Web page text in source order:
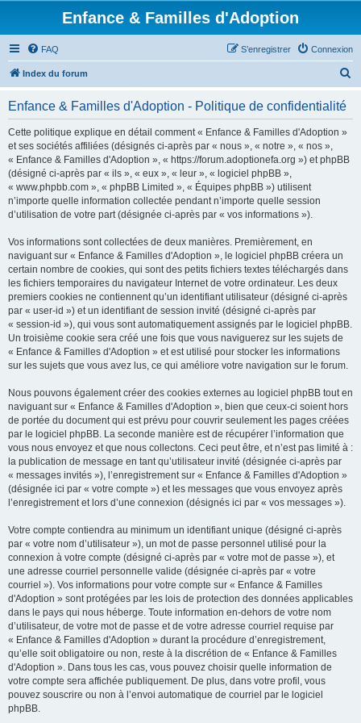
Enfance & Familles d'Adoption
FAQ Connexion
S’enregistrer
Index du forum
Enfance & Familles d'Adoption - Politique de confidentialité
Cette politique explique en détail comment « Enfance & Familles d'Adoption »
et ses sociétés affiliées (désignés ci-après par « nous », « notre », « nos »,
« Enfance & Familles d'Adoption », « https://forum.adoptionefa.org ») et phpBB
(désigné ci-après par « ils », « eux », « leur », « logiciel phpBB »,
« www.phpbb.com », « phpBB Limited », « Équipes phpBB ») utilisent
n’importe quelle information collectée pendant n’importe quelle session
d’utilisation de votre part (désignée ci-après par « vos informations »).
Vos informations sont collectées de deux manières. Premièrement, en
naviguant sur « Enfance & Familles d'Adoption », le logiciel phpBB créera un
certain nombre de cookies, qui sont des petits fichiers textes téléchargés dans
les fichiers temporaires du navigateur Internet de votre ordinateur. Les deux
premiers cookies ne contiennent qu’un identifiant utilisateur (désigné ci-après
par « user-id ») et un identifiant de session invité (désigné ci-après par
« session-id »), qui vous sont automatiquement assignés par le logiciel phpBB.
Un troisième cookie sera créé une fois que vous naviguerez sur les sujets de
« Enfance & Familles d'Adoption » et est utilisé pour stocker les informations
sur les sujets que vous avez lus, ce qui améliore votre navigation sur le forum.
Nous pouvons également créer des cookies externes au logiciel phpBB tout en
naviguant sur « Enfance & Familles d'Adoption », bien que ceux-ci soient hors
de portée du document qui est prévu pour couvrir seulement les pages créées
par le logiciel phpBB. La seconde manière est de récupérer l’information que
vous nous envoyez et que nous collectons. Ceci peut être, et n’est pas limité à :
la publication de message en tant qu’utilisateur invité (désignée ci-après par
« messages invités »), l’enregistrement sur « Enfance & Familles d'Adoption »
(désignée ici par « votre compte ») et les messages que vous envoyez après
l’enregistrement et lors d’une connexion (désignés ici par « vos messages »).
Votre compte contiendra au minimum un identifiant unique (désigné ci-après
par « votre nom d’utilisateur »), un mot de passe personnel utilisé pour la
connexion à votre compte (désigné ci-après par « votre mot de passe »), et
une adresse courriel personnelle valide (désignée ci-après par « votre
courriel »). Vos informations pour votre compte sur « Enfance & Familles
d'Adoption » sont protégées par les lois de protection des données applicables
dans le pays qui nous héberge. Toute information en-dehors de votre nom
d’utilisateur, de votre mot de passe et de votre adresse courriel requise par
« Enfance & Familles d'Adoption » durant la procédure d’enregistrement,
qu’elle soit obligatoire ou non, reste à la discrétion de « Enfance & Familles
d'Adoption ». Dans tous les cas, vous pouvez choisir quelle information de
votre compte sera affichée publiquement. De plus, dans votre profil, vous
pouvez souscrire ou non à l’envoi automatique de courriel par le logiciel
phpBB.